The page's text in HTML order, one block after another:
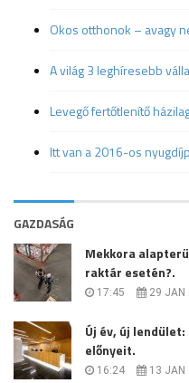
Okos otthonok – avagy
A világ 3 leghíresebb
Levegő fertőtlenítő
Itt van a 2016-os
GAZDASÁG
Mekkora
raktár esetén?.
17:45 29 JAN
Új év, új
előnyeit.
16:24 13 JAN